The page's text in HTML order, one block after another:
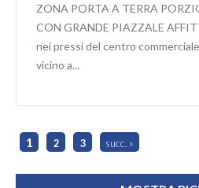
ZONA PORTA A TERRA
CON GRANDE PIAZZALE
nei pressi del centro
vicino a...
1 2 3 succ. »